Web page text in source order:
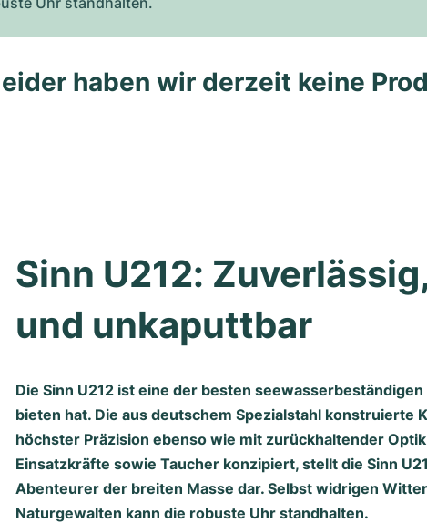
haben wir derzeit keine
Sinn U212:
und unkaputtbar
Die Sinn U212 ist eine der besten
bieten hat. Die aus deutschem Spezialstahl konstruierte
höchster Präzision ebenso wie mit zurückhaltender
Einsatzkräfte sowie Taucher konzipiert, stellt die Sinn
Abenteurer der breiten Masse dar. Selbst widrigen
Naturgewalten kann die robuste Uhr standhalten.